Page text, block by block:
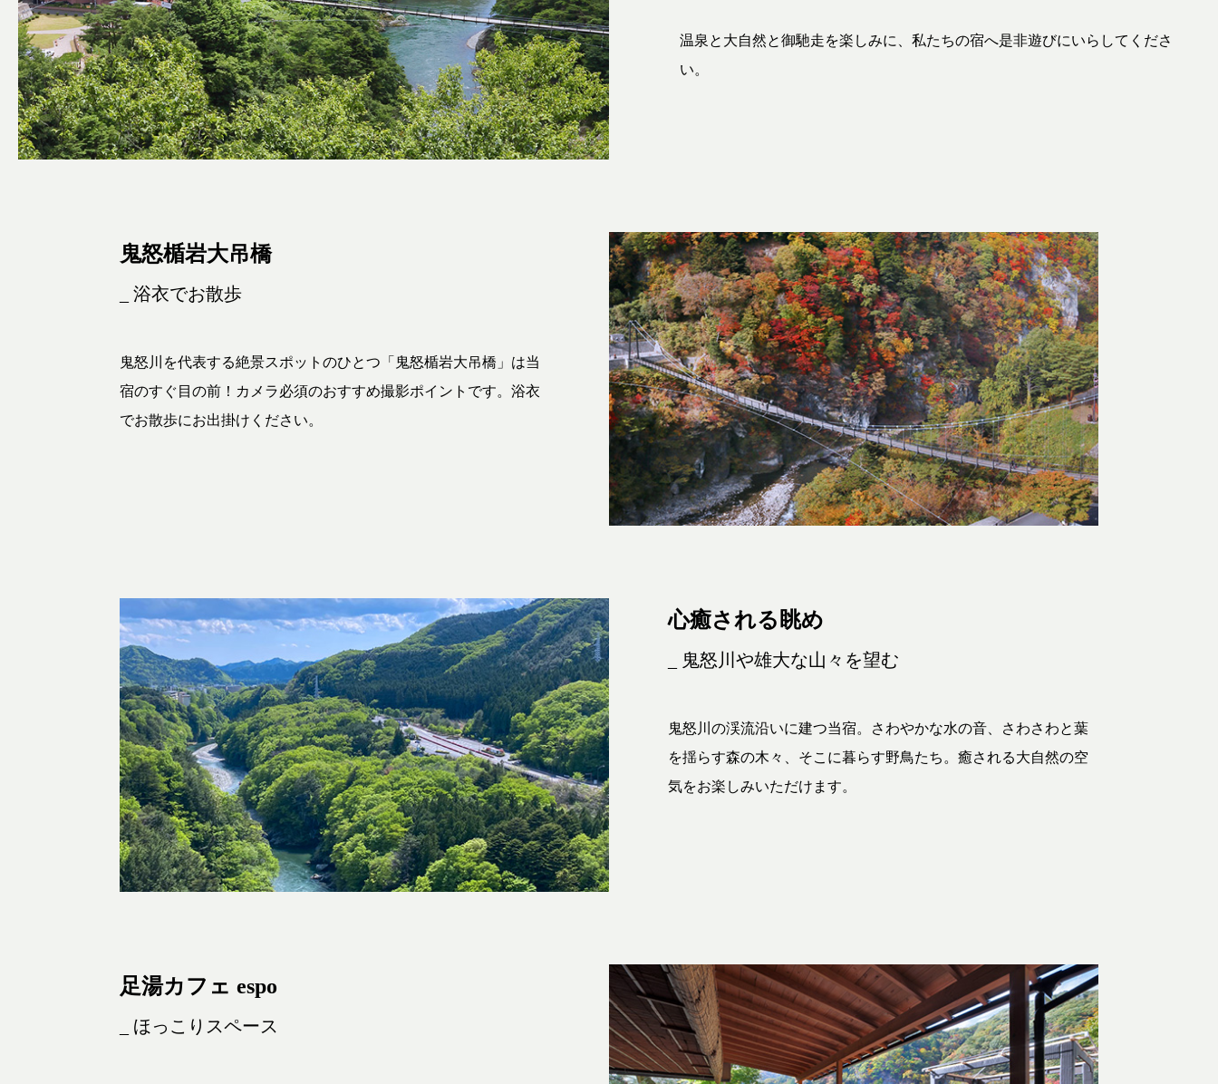
温泉と大自然と御馳走を楽しみに、私たちの宿へ是非遊びにいらしてくださ
い。
鬼怒楯岩大吊橋
_ 浴衣でお散歩
鬼怒川を代表する絶景スポットのひとつ「鬼怒楯岩大吊橋」は当
宿のすぐ目の前！カメラ必須のおすすめ撮影ポイントです。浴衣
でお散歩にお出掛けください。
心癒される眺め
_ 鬼怒川や雄大な山々を望む
鬼怒川の渓流沿いに建つ当宿。さわやかな水の音、さわさわと葉
を揺らす森の木々、そこに暮らす野鳥たち。癒される大自然の空
気をお楽しみいただけます。
足湯カフェ espo
_ ほっこりスペース